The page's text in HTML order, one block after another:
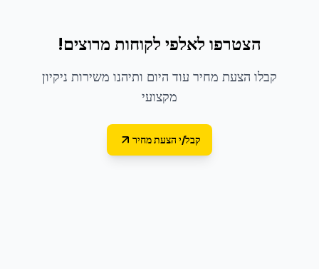
הצטרפו לאלפי לקוחות מרוצים!
קבלו הצעת מחיר עוד היום ותיהנו משירות ניקיון
מקצועי
קבל/י הצעת מחיר